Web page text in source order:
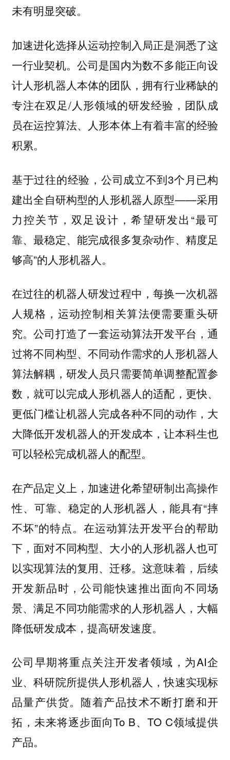
未有明显突破。
加速进化选择从运动控制入局正是洞悉了这
一行业契机。公司是国内为数不多能正向设
计人形机器人本体的团队，拥有行业稀缺的
专注在双足/人形领域的研发经验，团队成
员在运控算法、人形本体上有着丰富的经验
积累。
基于过往的经验，公司成立不到3个月已构
建出全自研构型的人形机器人原型——采用
力控关节，双足设计，希望研发出“最可
靠、最稳定、能完成很多复杂动作、精度足
够高”的人形机器人。
在过往的机器人研发过程中，每换一次机器
人规格，运动控制相关算法便需要重头研
究。公司打造了一套运动算法开发平台，通
过将不同构型、不同动作需求的人形机器人
算法解耦，研发人员只需要简单调整配置参
数，就可以完成人形机器人的适配，更快、
更低门槛让机器人完成各种不同的动作，大
大降低开发机器人的开发成本，让本科生也
可以轻松完成机器人的配型。
在产品定义上，加速进化希望研制出高操作
性、可靠、稳定的人形机器人，能具有“摔
不坏”的特点。在运动算法开发平台的帮助
下，面对不同构型、大小的人形机器人也可
以实现算法的复用、迁移。这意味着，后续
开发新品时，公司能快速推出面向不同场
景、满足不同功能需求的人形机器人，大幅
降低研发成本，提高研发速度。
公司早期将重点关注开发者领域，为AI企
业、科研院所提供人形机器人，快速实现标
品量产供货。随着产品技术不断打磨和开
拓，未来将逐步面向To B、TO C领域提供
产品。